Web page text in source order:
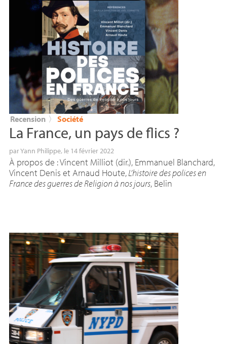
Recension 〉 Société
La France, un pays de flics ?
parYann Philippe, le 14 février 2022
À propos de : Vincent Milliot (dir.), Emmanuel Blanchard,
Vincent Denis et Arnaud Houte,L’histoire des polices en
France des guerres de Religion à nos jours, Belin